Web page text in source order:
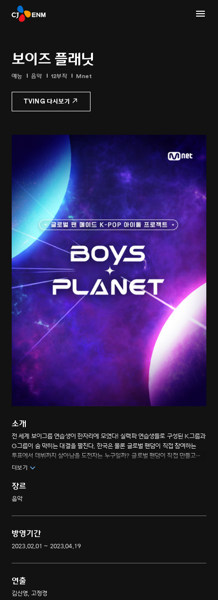
보이즈 플래닛
예능 음악 12부작 Mnet
TVING 다시보기
소개
전 세계 보이그룹 연습생이 한자리에 모였다! 실력파 연습생들로 구성된 K그룹과
G그룹이 숨 막히는 대결을 펼친다. 한국은 물론 글로벌 팬덤이 직접 참여하는
투표에서 데뷔까지 살아남을 도전자는 누구일까? 글로벌 팬덤이 직접 만들고
데뷔까지 시키는 차세대 K-POP 보이그룹 메이킹 프로젝트
더보기
장르
음악
방영기간
2023.02.01 ~ 2023.04.19
연출
김신영, 고정경